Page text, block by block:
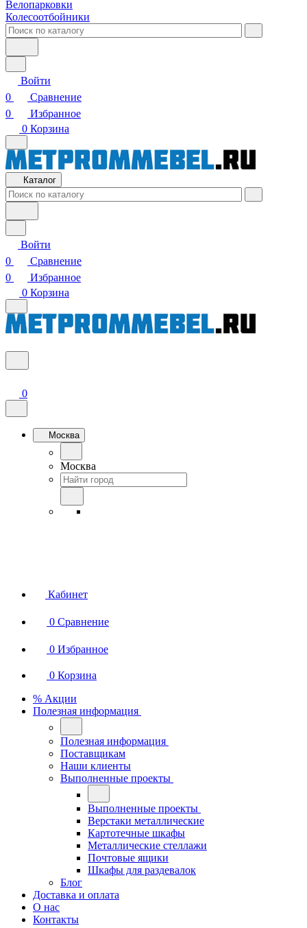
Велопарковки
Колесоотбойники
Войти
0
Сравнение
0
Избранное
0 Корзина
Каталог
Войти
0
Сравнение
0
Избранное
0 Корзина
0
Москва
Москва
Кабинет
0 Сравнение
0 Избранное
0 Корзина
% Акции
Полезная информация
Полезная информация
Поставщикам
Наши клиенты
Выполненные проекты
Выполненные проекты
Верстаки металлические
Картотечные шкафы
Металлические стеллажи
Почтовые ящики
Шкафы для раздевалок
Блог
Доставка и оплата
О нас
Контакты